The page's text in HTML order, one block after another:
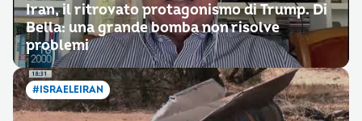
Iran, il ritrovato protagonismo di Trump. Di
Bella: una grande bomba non risolve
problemi
#ISRAELEIRAN